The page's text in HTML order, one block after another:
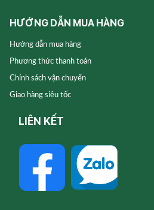
HƯỚNG DẪN MUA HÀNG
Hướng dẫn mua hàng
Phương thức thanh toán
Chính sách vận chuyển
Giao hàng siêu tốc
LIÊN KẾT